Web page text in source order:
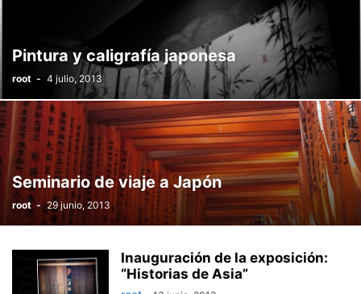
PREMIO DE INVESTIGACIÓN ‘JULIÁN SESMERO RUIZ’
RECONOCIMIENTOS Y GALARDONES REVISTA LDE SEMANA SANTA
TALLER DE BAILE TEATRO TORRE DE COPLAS TORRE DEL CANTE
Pintura y caligrafía japonesa
root - 4 julio, 2013
Seminario de viaje a Japón
root - 29 junio, 2013
Inauguración de la exposición:
“Historias de Asia”